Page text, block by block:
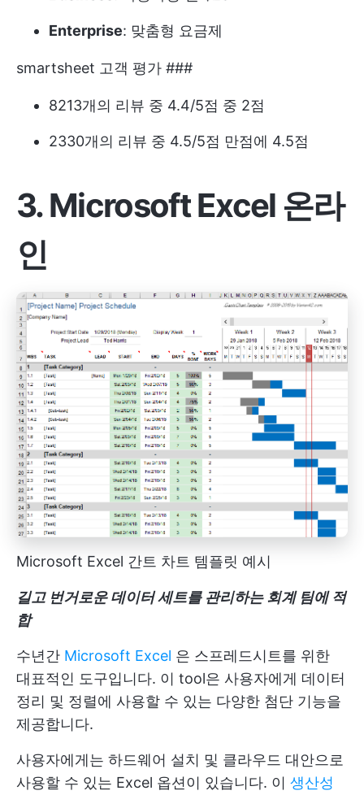
Enterprise: 맞춤형 요금제
smartsheet 고객 평가 ###
8213개의 리뷰 중 4.4/5점 중 2점
2330개의 리뷰 중 4.5/5점 만점에 4.5점
3. Microsoft Excel 온라
인
Microsoft Excel 간트 차트 템플릿 예시
길고 번거로운 데이터 세트를 관리하는 회계 팀에 적
합
수년간 Microsoft Excel 은 스프레드시트를 위한
대표적인 도구입니다. 이 tool은 사용자에게 데이터
정리 및 정렬에 사용할 수 있는 다양한 첨단 기능을
제공합니다.
사용자에게는 하드웨어 설치 및 클라우드 대안으로
사용할 수 있는 Excel 옵션이 있습니다. 이 생산성